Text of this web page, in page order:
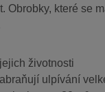
Obrobky, které se
životnosti
ulpívání